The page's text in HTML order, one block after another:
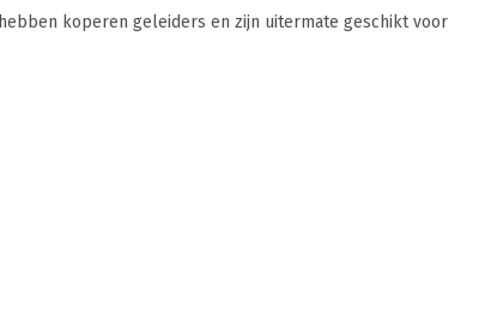
koperen geleiders en zijn uitermate geschikt voor